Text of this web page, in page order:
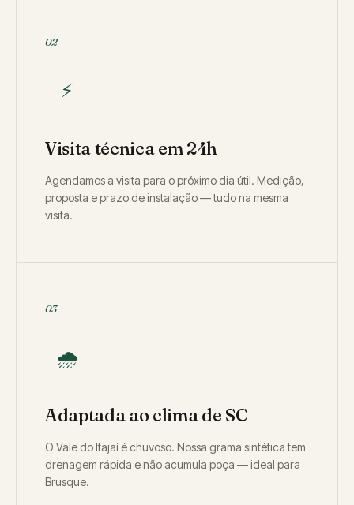
02
⚡
Visita técnica em 24h
Agendamos a visita para o próximo dia útil. Medição,
proposta e prazo de instalação — tudo na mesma
visita.
03
🌧️
Adaptada ao clima de SC
O Vale do Itajaí é chuvoso. Nossa grama sintética tem
drenagem rápida e não acumula poça — ideal para
Brusque.